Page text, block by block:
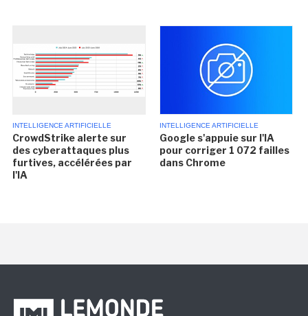
INTELLIGENCE ARTIFICIELLE
CrowdStrike alerte sur
des cyberattaques plus
furtives, accélérées par
l'IA
INTELLIGENCE ARTIFICIELLE
Google s'appuie sur l'IA
pour corriger 1 072 failles
dans Chrome